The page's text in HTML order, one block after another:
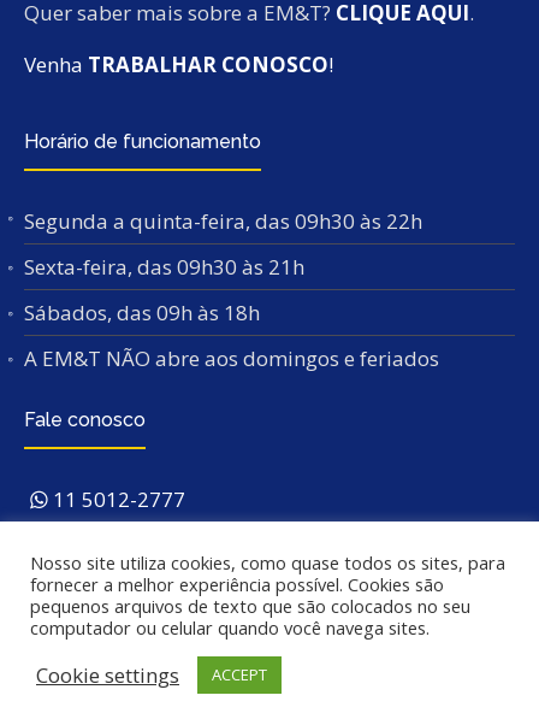
Quer saber mais sobre a EM&T? CLIQUE AQUI.
Venha TRABALHAR CONOSCO!
Horário de funcionamento
Segunda a quinta-feira, das 09h30 às 22h
Sexta-feira, das 09h30 às 21h
Sábados, das 09h às 18h
A EM&T NÃO abre aos domingos e feriados
Fale conosco
11 5012-2777
Av. Indianópolis, 3196
São Paulo/SP – 04062-
003. Próx. ao Metrô São Judas.
Nosso site utiliza cookies, como quase todos os sites, para
fornecer a melhor experiência possível. Cookies são
pequenos arquivos de texto que são colocados no seu
computador ou celular quando você navega sites.
Cookie settings ACCEPT